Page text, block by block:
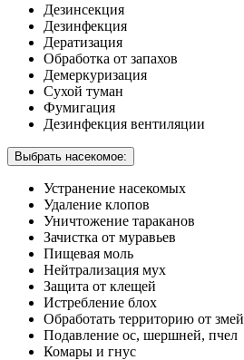
Дезинсекция
Дезинфекция
Дератизация
Обработка от запахов
Демеркуризация
Сухой туман
Фумигация
Дезинфекция вентиляции
Выбрать насекомое:
Устранение насекомых
Удаление клопов
Уничтожение тараканов
Зачистка от муравьев
Пищевая моль
Нейтрализация мух
Защита от клещей
Истребление блох
Обработать территорию от змей
Подавление ос, шершней, пчел
Комары и гнус